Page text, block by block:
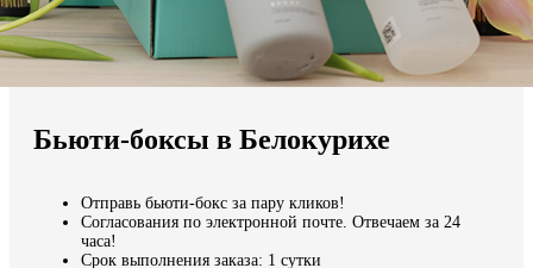
Мы доставляем по всему миру
Бьюти-боксы в Белокурихе
Отправь бьюти-бокс за пару кликов!
Согласования по электронной почте. Отвечаем за 24
часа!
Срок выполнения заказа: 1 сутки